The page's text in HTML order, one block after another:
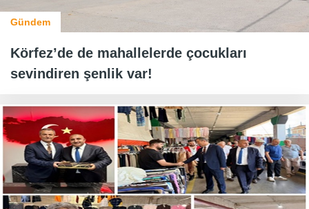
Gündem
Körfez’de de mahallelerde çocukları
sevindiren şenlik var!